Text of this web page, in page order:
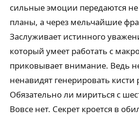
сильные эмоции передаются
планы, а через мельчайшие
Заслуживает истинного
который умеет работать с
приковывает внимание. Ведь
ненавидят генерировать кисти
Обязательно ли мириться с
Вовсе нет. Секрет кроется в